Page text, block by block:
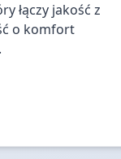
łączy jakość z
o komfort